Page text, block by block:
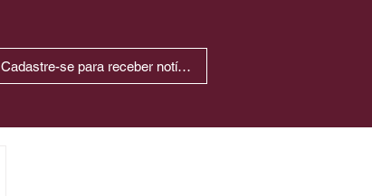
Cadastre-se para receber notícias